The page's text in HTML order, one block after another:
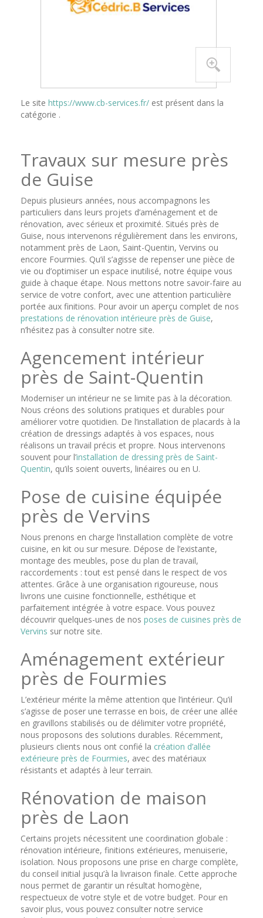
Le site https://www.cb-services.fr/ est présent dans la
catégorie .
Travaux sur mesure près
de Guise
Depuis plusieurs années, nous accompagnons les
particuliers dans leurs projets d’aménagement et de
rénovation, avec sérieux et proximité. Situés près de
Guise, nous intervenons régulièrement dans les environs,
notamment près de Laon, Saint-Quentin, Vervins ou
encore Fourmies. Qu’il s’agisse de repenser une pièce de
vie ou d’optimiser un espace inutilisé, notre équipe vous
guide à chaque étape. Nous mettons notre savoir-faire au
service de votre confort, avec une attention particulière
portée aux finitions. Pour avoir un aperçu complet de nos
prestations de rénovation intérieure près de Guise,
n’hésitez pas à consulter notre site.
Agencement intérieur
près de Saint-Quentin
Moderniser un intérieur ne se limite pas à la décoration.
Nous créons des solutions pratiques et durables pour
améliorer votre quotidien. De l’installation de placards à la
création de dressings adaptés à vos espaces, nous
réalisons un travail précis et propre. Nous intervenons
souvent pour l’installation de dressing près de Saint-
Quentin, qu’ils soient ouverts, linéaires ou en U.
Pose de cuisine équipée
près de Vervins
Nous prenons en charge l’installation complète de votre
cuisine, en kit ou sur mesure. Dépose de l’existante,
montage des meubles, pose du plan de travail,
raccordements : tout est pensé dans le respect de vos
attentes. Grâce à une organisation rigoureuse, nous
livrons une cuisine fonctionnelle, esthétique et
parfaitement intégrée à votre espace. Vous pouvez
découvrir quelques-unes de nos poses de cuisines près de
Vervins sur notre site.
Aménagement extérieur
près de Fourmies
L’extérieur mérite la même attention que l’intérieur. Qu’il
s’agisse de poser une terrasse en bois, de créer une allée
en gravillons stabilisés ou de délimiter votre propriété,
nous proposons des solutions durables. Récemment,
plusieurs clients nous ont confié la création d’allée
extérieure près de Fourmies, avec des matériaux
résistants et adaptés à leur terrain.
Rénovation de maison
près de Laon
Certains projets nécessitent une coordination globale :
rénovation intérieure, finitions extérieures, menuiserie,
isolation. Nous proposons une prise en charge complète,
du conseil initial jusqu’à la livraison finale. Cette approche
nous permet de garantir un résultat homogène,
respectueux de votre style et de votre budget. Pour en
savoir plus, vous pouvez consulter notre service